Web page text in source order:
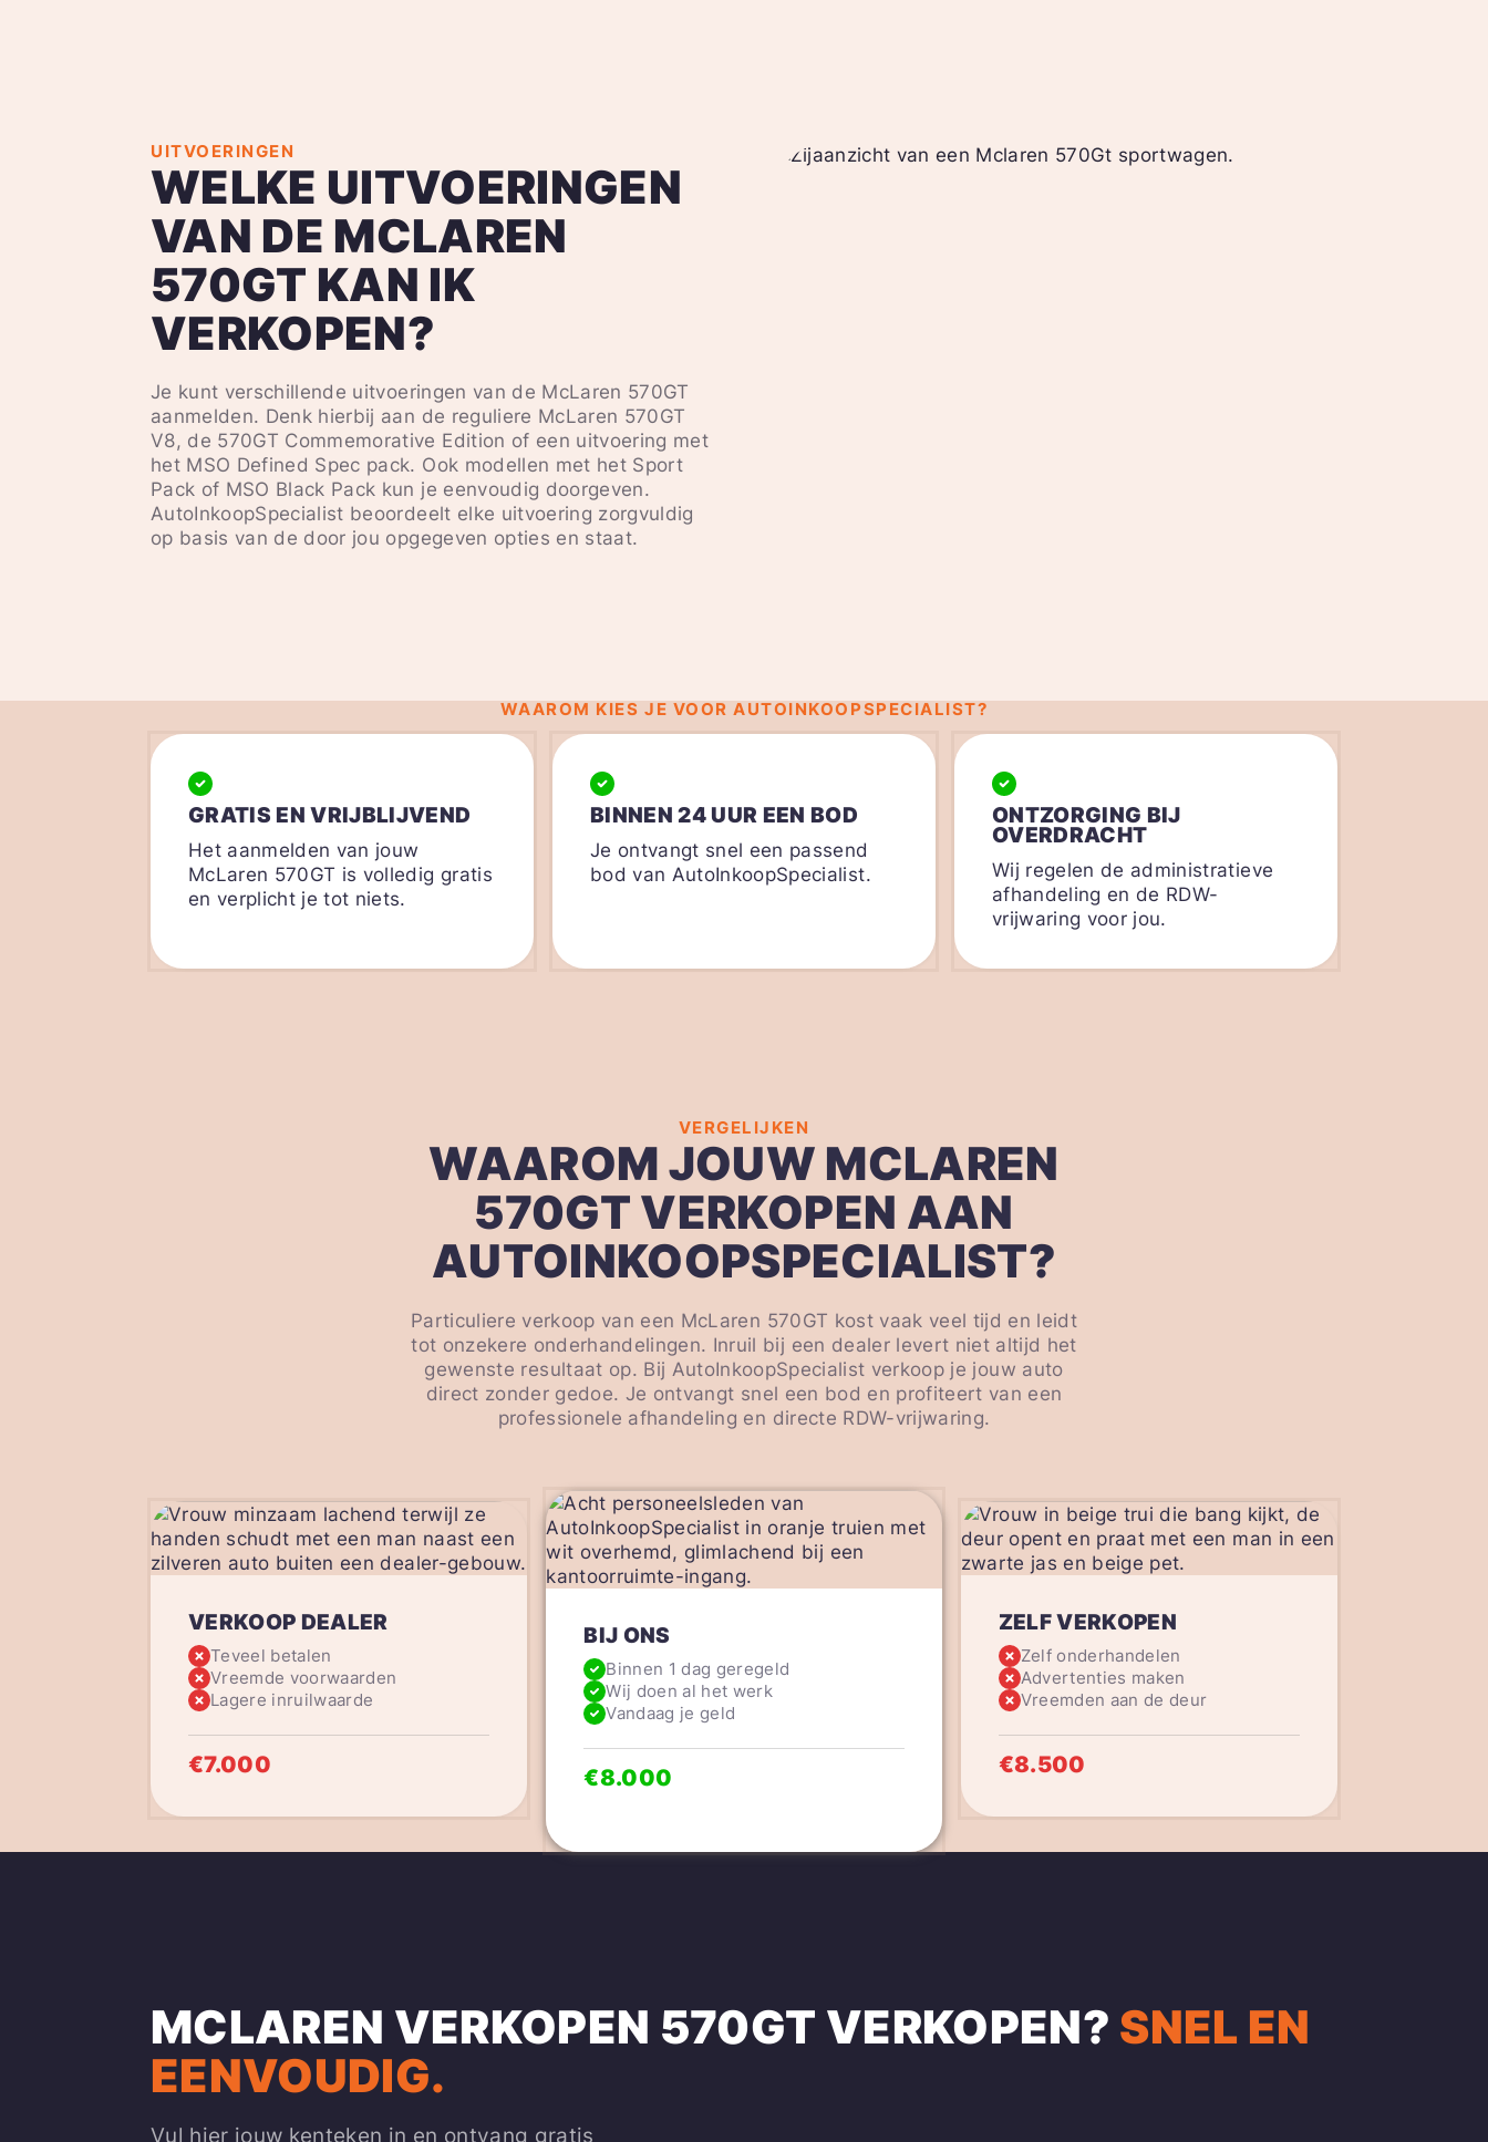
UITVOERINGEN
WELKE UITVOERINGEN
VAN DE MCLAREN
570GT KAN IK
VERKOPEN?
Je kunt verschillende uitvoeringen van de McLaren 570GT
aanmelden. Denk hierbij aan de reguliere McLaren 570GT
V8, de 570GT Commemorative Edition of een uitvoering met
het MSO Defined Spec pack. Ook modellen met het Sport
Pack of MSO Black Pack kun je eenvoudig doorgeven.
AutoInkoopSpecialist beoordeelt elke uitvoering zorgvuldig
op basis van de door jou opgegeven opties en staat.
WAAROM KIES JE VOOR AUTOINKOOPSPECIALIST?
GRATIS EN VRIJBLIJVEND
Het aanmelden van jouw
McLaren 570GT is volledig gratis
en verplicht je tot niets.
BINNEN 24 UUR EEN BOD
Je ontvangt snel een passend
bod van AutoInkoopSpecialist.
ONTZORGING BIJ
OVERDRACHT
Wij regelen de administratieve
afhandeling en de RDW-
vrijwaring voor jou.
VERGELIJKEN
WAAROM JOUW MCLAREN
570GT VERKOPEN AAN
AUTOINKOOPSPECIALIST?
Particuliere verkoop van een McLaren 570GT kost vaak veel tijd en leidt
tot onzekere onderhandelingen. Inruil bij een dealer levert niet altijd het
gewenste resultaat op. Bij AutoInkoopSpecialist verkoop je jouw auto
direct zonder gedoe. Je ontvangt snel een bod en profiteert van een
professionele afhandeling en directe RDW-vrijwaring.
VERKOOP DEALER
Teveel betalen
Vreemde voorwaarden
Lagere inruilwaarde
€7.000
BIJ ONS
Binnen 1 dag geregeld
Wij doen al het werk
Vandaag je geld
€8.000
ZELF VERKOPEN
Zelf onderhandelen
Advertenties maken
Vreemden aan de deur
€8.500
MCLAREN VERKOPEN 570GT VERKOPEN? SNEL EN
EENVOUDIG.
Vul hier jouw kenteken in en ontvang gratis